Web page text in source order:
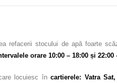
refacerii stocului de apă foarte
orare 10:00 – 18:00 și
locuiesc în cartierele: Vatra